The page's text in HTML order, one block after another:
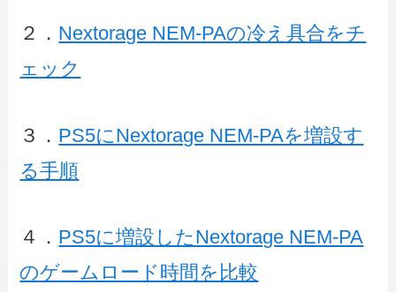
２． Nextorage NEM-PAの冷え具合をチ
ェック
３． PS5にNextorage NEM-PAを増設す
る手順
４． PS5に増設したNextorage NEM-PA
のゲームロード時間を比較